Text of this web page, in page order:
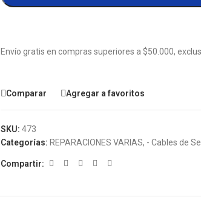
Envío gratis en compras superiores a $50.000,
Comparar Agregar a favoritos
SKU: 473
Categorías: REPARACIONES VARIAS, - Cables de
Compartir: